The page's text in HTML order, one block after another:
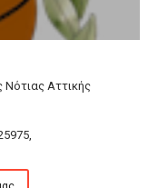
Αττικής